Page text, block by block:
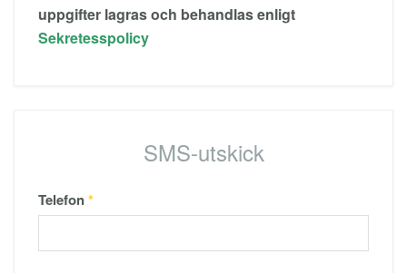
uppgifter lagras och behandlas enligt
Sekretesspolicy
SMS-utskick
Telefon*